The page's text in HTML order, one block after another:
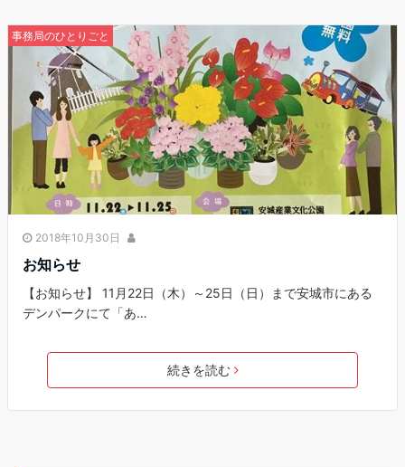
事務局のひとりごと
2018年10月30日
お知らせ
【お知らせ】 11月22日（木）～25日（日）まで安城市にある
デンパークにて「あ…
続きを読む